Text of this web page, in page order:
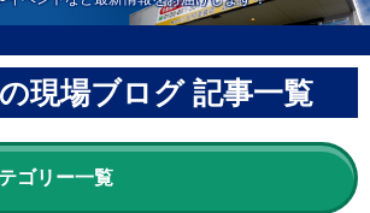
現場ブログ 記事一覧
ゴリー一覧